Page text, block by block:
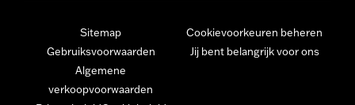
Sitemap
Gebruiksvoorwaarden
Algemene
verkoopvoorwaarden
Cookievoorkeuren beheren
Jij bent belangrijk voor ons